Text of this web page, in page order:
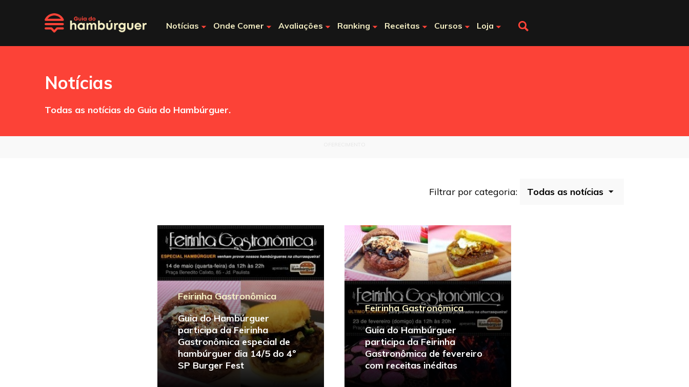
Notícias Onde Comer Avaliações Ranking Receitas Cursos Loja
Notícias
Todas as notícias do Guia do Hambúrguer.
Filtrar por categoria:
Feirinha Gastronômica
Guia do Hambúrguer
participa da Feirinha
Gastronômica especial de
hambúrguer dia 14/5 do 4º
SP Burger Fest
Feirinha Gastronômica
Guia do Hambúrguer
participa da Feirinha
Gastronômica de fevereiro
com receitas inéditas